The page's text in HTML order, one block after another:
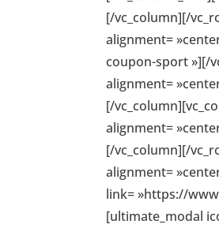
[/vc_column][/
alignment=
coupon-sport »][/
alignment=
[/
alignment=
[/vc_column][/
alignment=
link= »https://
[ultimate_modal